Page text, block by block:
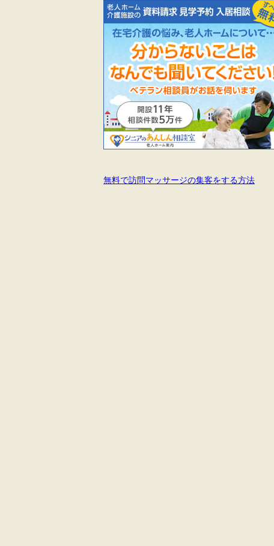
無料で訪問マッサージの集客をする方法